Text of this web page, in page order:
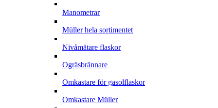
Manometrar
Müller hela sortimentet
Nivåmätare flaskor
Ogräsbrännare
Omkastare för gasolflaskor
Omkastare Müller